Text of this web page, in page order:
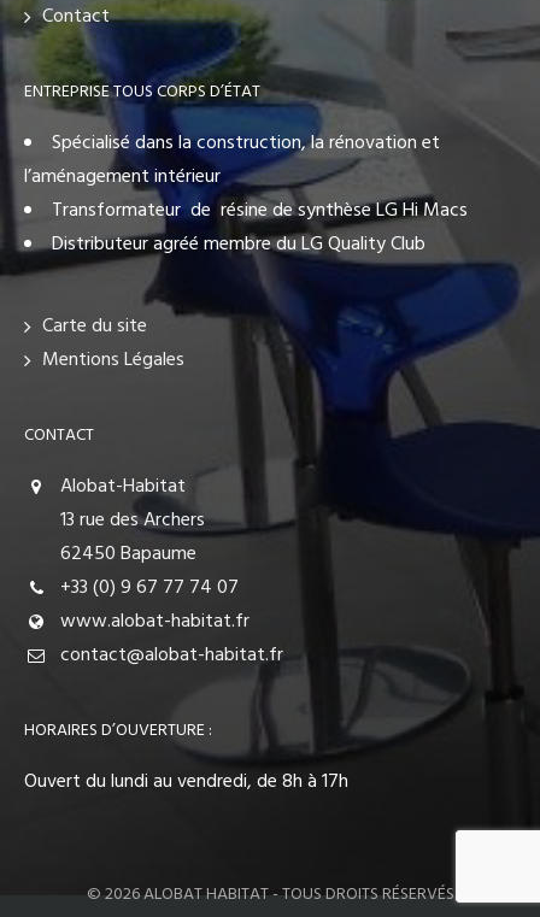
Contact
ENTREPRISE TOUS CORPS D’ÉTAT
Spécialisé dans la construction, la rénovation et
l’aménagement intérieur
Transformateur de résine de synthèse LG Hi Macs
Distributeur agréé membre du LG Quality Club
Carte du site
Mentions Légales
CONTACT
Alobat-Habitat
13 rue des Archers
62450 Bapaume
+33 (0) 9 67 77 74 07
www.alobat-habitat.fr
contact@alobat-habitat.fr
HORAIRES D’OUVERTURE :
Ouvert du lundi au vendredi, de 8h à 17h